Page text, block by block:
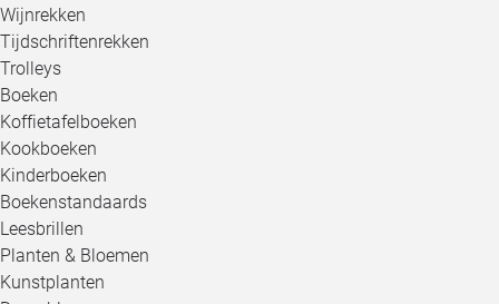
Wijnrekken
Tijdschriftenrekken
Trolleys
Boeken
Koffietafelboeken
Kookboeken
Kinderboeken
Boekenstandaards
Leesbrillen
Planten & Bloemen
Kunstplanten